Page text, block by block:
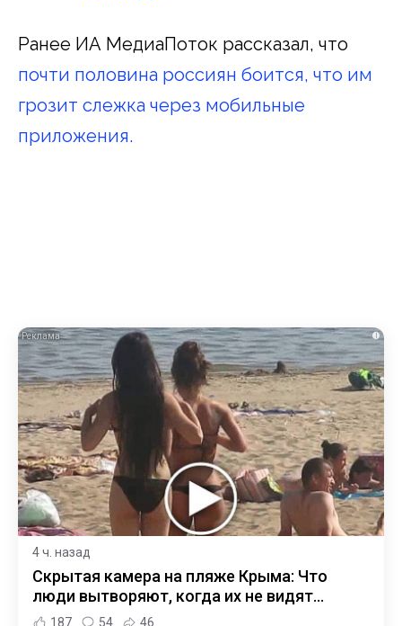
Ранее ИА МедиаПоток рассказал, что
почти половина россиян боится, что им
грозит слежка через мобильные
приложения.
i
4 ч. назад
Скрытая камера на пляже Крыма: Что
люди вытворяют, когда их не видят...
187 54 46